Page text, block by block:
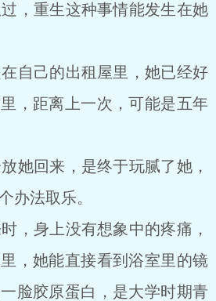
重生这种事情能发生在她
己的出租屋里，她已经好
，距离上一次，可能是五年
回来，是终于玩腻了她，
办法取乐。
身上没有想象中的疼痛，
，她能直接看到浴室里的镜
脸胶原蛋白，是大学时期青